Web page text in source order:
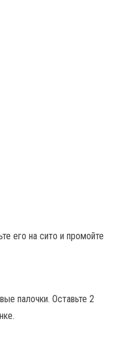
его на сито и промойте
палочки. Оставьте 2